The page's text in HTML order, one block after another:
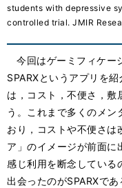
students with depressive
controlled trial. JMIR
今回はゲーミフィケー
SPARXというアプリを
は，コスト，不便さ，敷
う。これまで多くのメン
おり，コストや不便さは
ア」のイメージが前面に
感じ利用を断念している
出会ったのがSPARXで